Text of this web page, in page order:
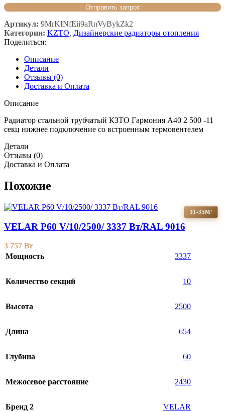
Артикул: 9MrKINfEii9aRnVyBykZk2
Категории: KZTO, Дизайнерские радиаторы отопления
Поделиться:
Описание
Детали
Отзывы (0)
Доставка и Оплата
Описание
Радиатор стальной трубчатый КЗТО Гармония А40 2 500 -11
секц нижнее подключение со встроенным термовентелем
Детали
Отзывы (0)
Доставка и Оплата
Похожие
31-35М²
VELAR P60 V/10/2500/ 3337 Bт/RAL 9016
3 757 Br
Мощность
3337
Количество секций 10
Высота 2500
Длина 654
Глубина 60
Межосевое расстояние 2430
Бренд 2 VELAR